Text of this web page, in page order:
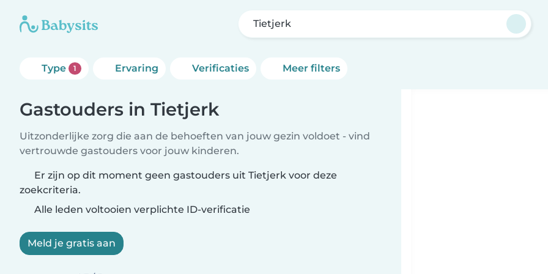
Tietjerk
Type 1 Ervaring Verificaties Meer filters
Gastouders in Tietjerk
Uitzonderlijke zorg die aan de behoeften van jouw gezin voldoet - vind
vertrouwde gastouders voor jouw kinderen.
Er zijn op dit moment geen gastouders uit Tietjerk voor deze
zoekcriteria.
Alle leden voltooien verplichte ID-verificatie
Meld je gratis aan